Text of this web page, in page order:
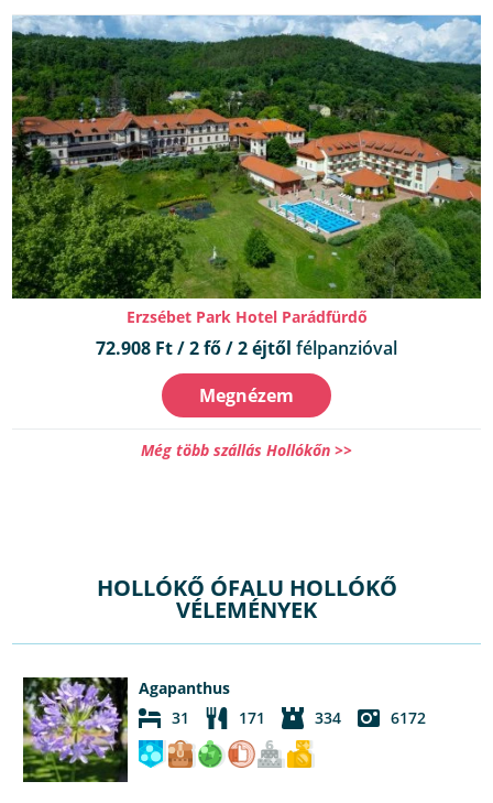
Erzsébet Park Hotel Parádfürdő
72.908 Ft / 2 fő / 2 éjtől félpanzióval
Megnézem
Még több szállás Hollókőn >>
HOLLÓKŐ ÓFALU HOLLÓKŐ
VÉLEMÉNYEK
Agapanthus
31
171 334 6172